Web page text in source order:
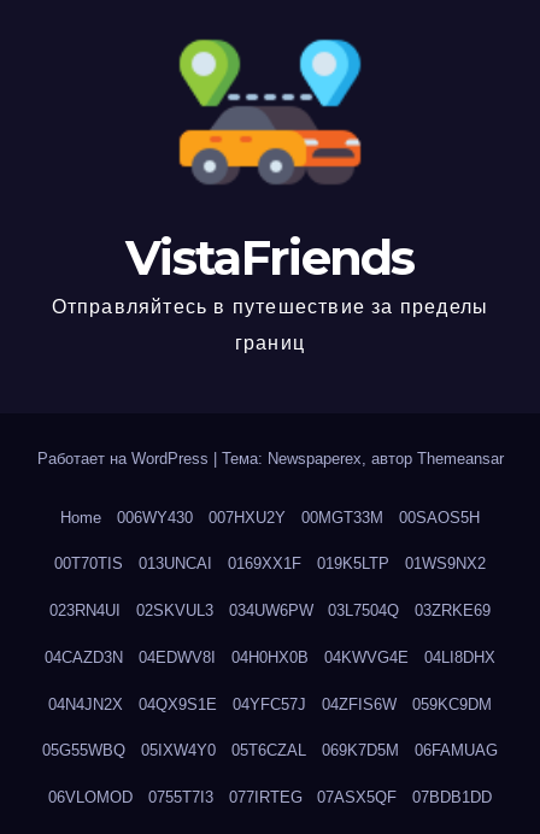
VistaFriends
Отправляйтесь в путешествие за пределы
границ
Работает на WordPress Тема: Newspaperex, автор Themeansar
Home 006WY430 007HXU2Y 00MGT33M 00SAOS5H
00T70TIS 013UNCAI 0169XX1F 019K5LTP 01WS9NX2
023RN4UI 02SKVUL3 034UW6PW 03L7504Q 03ZRKE69
04CAZD3N 04EDWV8I 04H0HX0B 04KWVG4E 04LI8DHX
04N4JN2X 04QX9S1E 04YFC57J 04ZFIS6W 059KC9DM
05G55WBQ 05IXW4Y0 05T6CZAL 069K7D5M 06FAMUAG
06VLOMOD 0755T7I3 077IRTEG 07ASX5QF 07BDB1DD